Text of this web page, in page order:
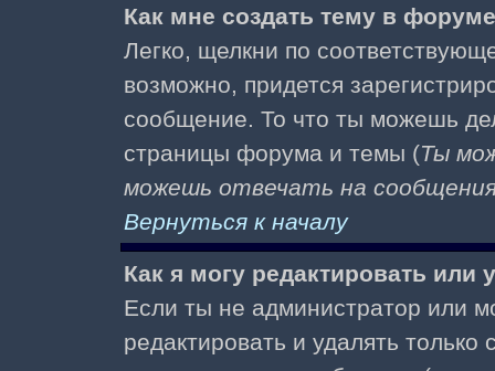
Как мне создать тему в
Легко, щелкни по
возможно, придется
сообщение. То что ты можешь
страницы форума и темы (Ты
можешь отвечать на
Вернуться к началу
Как я могу редактировать или
Если ты не администратор или
редактировать и удалять